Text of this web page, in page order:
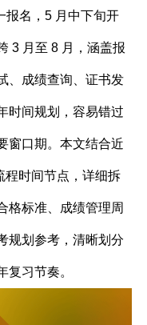
报名，5 月中下旬开
3 月至 8 月，涵盖报
、成绩查询、证书发
时间规划，容易错过
窗口期。本文结合近
程时间节点，详细拆
格标准、成绩管理周
规划参考，清晰划分
复习节奏。